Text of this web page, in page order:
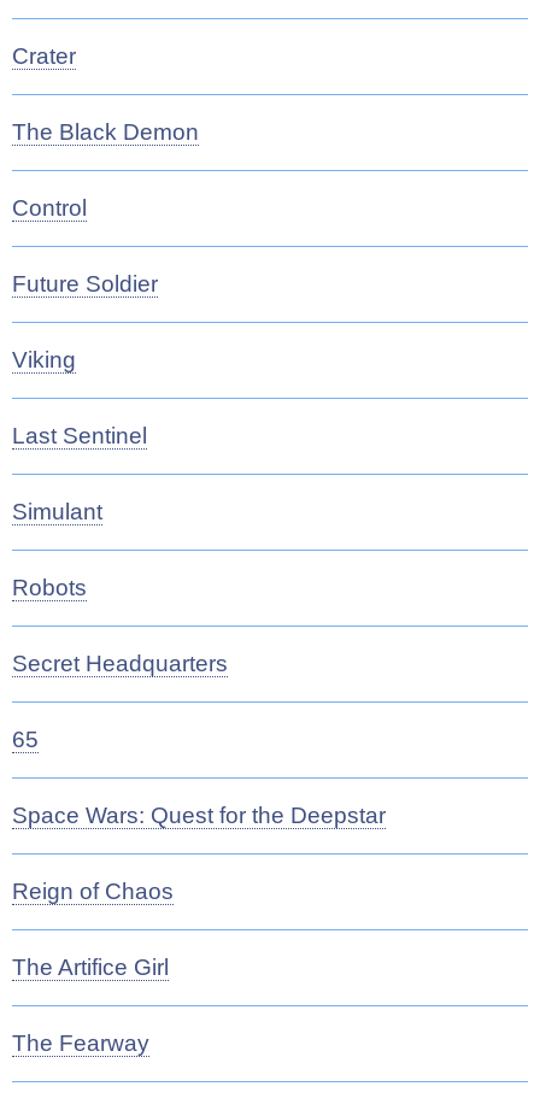
Crater
The Black Demon
Control
Future Soldier
Viking
Last Sentinel
Simulant
Robots
Secret Headquarters
65
Space Wars: Quest for the Deepstar
Reign of Chaos
The Artifice Girl
The Fearway